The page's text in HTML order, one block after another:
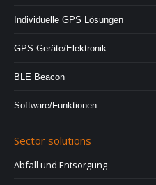
Individuelle GPS Lösungen
GPS-Geräte/Elektronik
BLE Beacon
Software/Funktionen
Sector solutions
Abfall und Entsorgung